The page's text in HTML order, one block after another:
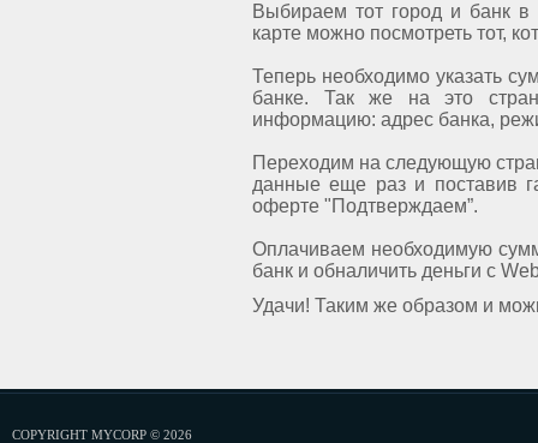
Выбираем тот город и банк в
карте можно посмотреть тот,
Теперь необходимо указать
банке. Так же на это
информацию: адрес банка,
Переходим на следующую
данные еще раз и поставив
оферте "Подтверждаем”.
Оплачиваем необходимую
банк и обналичить деньги с
Удачи! Таким же образом и
COPYRIGHT MYCORP © 2026